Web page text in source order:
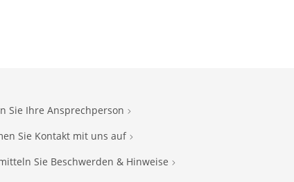
Sie Ihre Ansprechperson
Sie Kontakt mit uns auf
Sie Beschwerden & Hinweise